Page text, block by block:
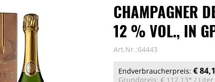
CHAMPAGNER
12 % VOL., IN
Art.Nr.:64443
Endverbraucherpreis: €
Grundpreis: € 112,13* / Liter